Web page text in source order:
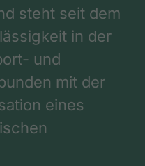
steht seit dem
in der
und
mit der
eines